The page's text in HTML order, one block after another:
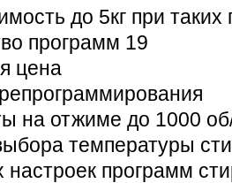
до 5кг при таких
программ 19
цена
на отжиме до 1000
температуры
программ